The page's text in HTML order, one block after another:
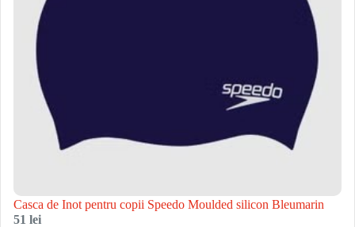
Casca de Inot pentru copii Speedo Moulded silicon Bleumarin
51 lei